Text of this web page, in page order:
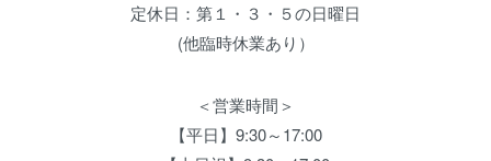
定休日：第１・３・５の日曜日
(他臨時休業あり）
＜営業時間＞
【平日】9:30～17:00